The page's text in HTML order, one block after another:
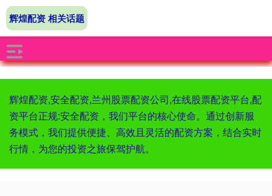
辉煌配资,安全配资,兰州股票配资公司,在线股票配资平台,配
资平台正规:安全配资，我们平台的核心使命。通过创新服
务模式，我们提供便捷、高效且灵活的配资方案，结合实时
行情，为您的投资之旅保驾护航。
辉煌配资 相关话题